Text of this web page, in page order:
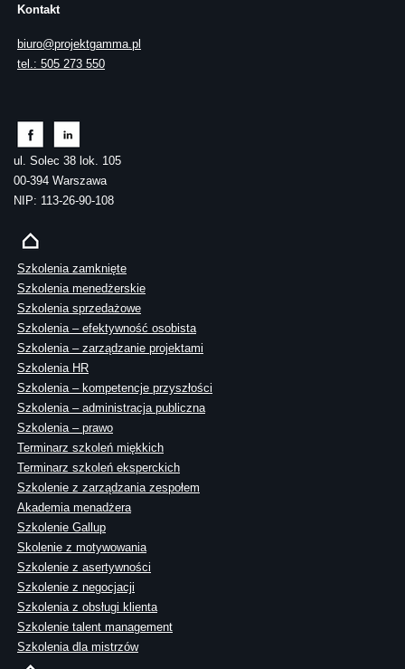
Kontakt
biuro@projektgamma.pl
tel.: 505 273 550
ul. Solec 38 lok. 105
00-394 Warszawa
NIP: 113-26-90-108
Szkolenia zamknięte
Szkolenia menedżerskie
Szkolenia sprzedażowe
Szkolenia – efektywność osobista
Szkolenia – zarządzanie projektami
Szkolenia HR
Szkolenia – kompetencje przyszłości
Szkolenia – administracja publiczna
Szkolenia – prawo
Terminarz szkoleń miękkich
Terminarz szkoleń eksperckich
Szkolenie z zarządzania zespołem
Akademia menadżera
Szkolenie Gallup
Skolenie z motywowania
Szkolenie z asertywności
Szkolenie z negocjacji
Szkolenia z obsługi klienta
Szkolenie talent management
Szkolenia dla mistrzów